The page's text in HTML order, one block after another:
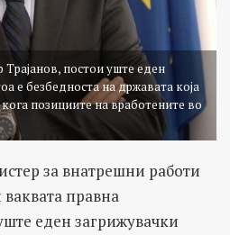
постои уште еден
е безбедноста на државата која
позициите на вработените во
за внатрешни работи
ваквата правна
еден загрижувачки